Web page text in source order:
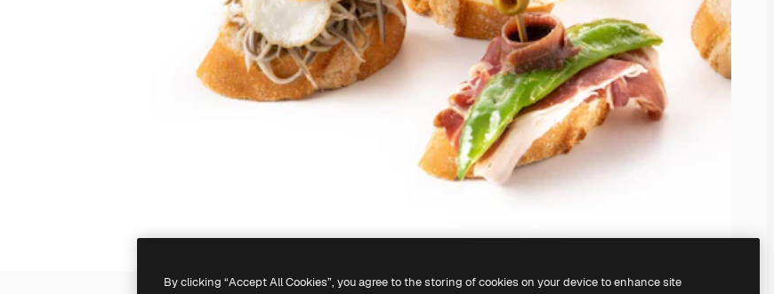
By clicking “Accept All Cookies”, you agree to the storing of cookies on your device to enhance site